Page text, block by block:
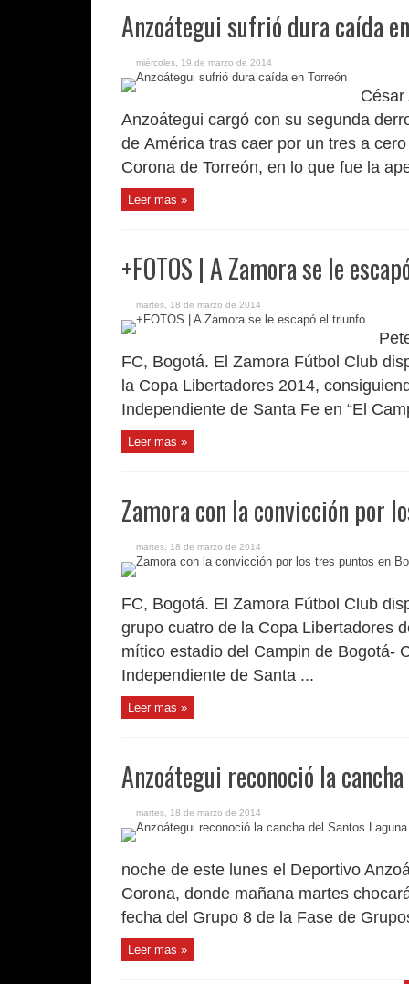
Anzoátegui sufrió dura caída
miércoles, 19 de marzo de 2014
César
Anzoátegui cargó con su segunda
de América tras caer por un tres a
Corona de Torreón, en lo que fue la
Leer mas »
+FOTOS | A Zamora se le
martes, 18 de marzo de 2014
FC, Bogotá. El Zamora Fútbol Club
la Copa Libertadores 2014,
Independiente de Santa Fe en “El
Leer mas »
Zamora con la convicción por
martes, 18 de marzo de 2014
FC, Bogotá. El Zamora Fútbol Club
grupo cuatro de la Copa Libertadores
mítico estadio del Campin de Bogotá-
Independiente de Santa ...
Leer mas »
Anzoátegui reconoció la
martes, 18 de marzo de 2014
noche de este lunes el Deportivo
Corona, donde mañana martes
fecha del Grupo 8 de la Fase de
Leer mas »